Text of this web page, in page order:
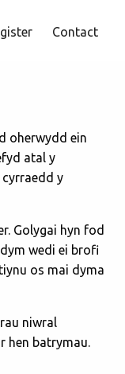
Contact
oherwydd ein
atal y
y
Golygai hyn fod
wedi ei brofi
os mai dyma
niwral
hen batrymau.